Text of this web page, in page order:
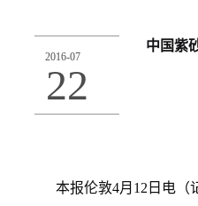
2016-07
22
中国紫
本报伦敦4月12日电（